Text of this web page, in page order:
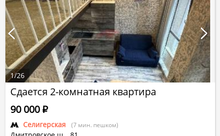
Сдается 2-комнатная квартира
Селигерская (7 мин. пешком)
90 000Р
1/26